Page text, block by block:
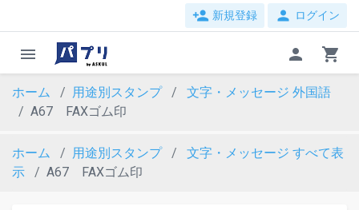
person_add 新規登録 person ログイン
menu person shopping_cart
ホーム 用途別スタンプ 文字・メッセージ 外国語
A67 FAXゴム印
ホーム 用途別スタンプ 文字・メッセージ すべて表
示
A67 FAXゴム印